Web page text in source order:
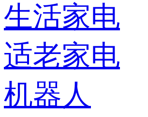
生活家电
适老家电
机器人